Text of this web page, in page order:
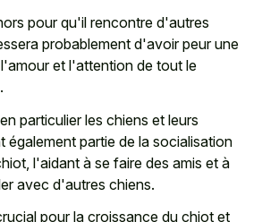
pour qu'il rencontre d'autres
probablement d'avoir peur une
et l'attention de tout le
particulier les chiens et leurs
également partie de la socialisation
l'aidant à se faire des amis et à
avec d'autres chiens.
pour la croissance du chiot et